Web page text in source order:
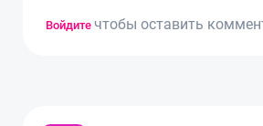
Войдите чтобы оставить